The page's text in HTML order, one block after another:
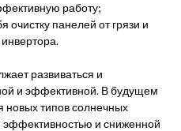
работу;
очистку панелей от грязи и
развиваться и
и эффективной. В будущем
типов солнечных
и сниженной